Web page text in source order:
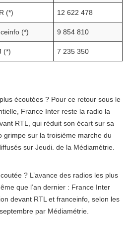
(*) 12 622 478
(*) 9 854 810
(*) 7 235 350
écoutées ? Pour ce retour sous le
France Inter reste la radio la
RTL, qui réduit son écart sur sa
grimpe sur la troisième marche du
sur Jeudi. de la Médiamétrie.
? L’avance des radios les plus
que l’an dernier : France Inter
devant RTL et franceinfo, selon les
par Médiamétrie.